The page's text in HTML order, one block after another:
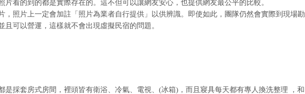
片看的到的都是實際存在的。這不但可以讓網友安心，也提供網友最公平的比較。
，照片上一定會加註「照片為業者自行提供」以供辨識。即使如此，團隊仍然會實際到現場勘
且可以營運，這樣就不會出現虛擬民宿的問題。
是採套房式房間，裡頭皆有衛浴、冷氣、電視、(冰箱)，而且寢具每天都有專人換洗整理 ，和